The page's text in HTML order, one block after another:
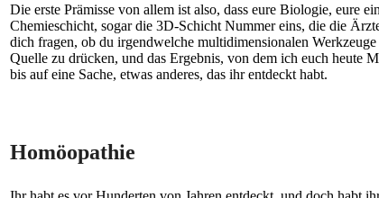
Die erste Prämisse von allem ist also, dass eure Biologie, eure
Chemieschicht, sogar die 3D-Schicht Nummer eins, die die
dich fragen, ob du irgendwelche multidimensionalen
Quelle zu drücken, und das Ergebnis, von dem ich euch heute
bis auf eine Sache, etwas anderes, das ihr entdeckt habt.
Homöopathie